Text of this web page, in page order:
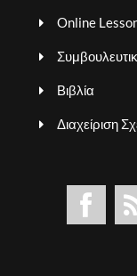
Online
Βιβλία
Διαχείριση